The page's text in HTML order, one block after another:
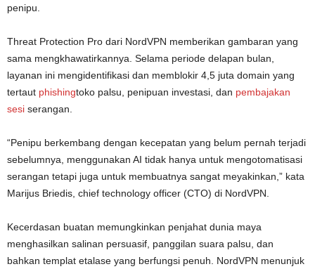
penipu.
Threat Protection Pro dari NordVPN memberikan gambaran yang
sama mengkhawatirkannya. Selama periode delapan bulan,
layanan ini mengidentifikasi dan memblokir 4,5 juta domain yang
tertaut phishingtoko palsu, penipuan investasi, dan pembajakan
sesi serangan.
“Penipu berkembang dengan kecepatan yang belum pernah terjadi
sebelumnya, menggunakan AI tidak hanya untuk mengotomatisasi
serangan tetapi juga untuk membuatnya sangat meyakinkan,” kata
Marijus Briedis, chief technology officer (CTO) di NordVPN.
Kecerdasan buatan memungkinkan penjahat dunia maya
menghasilkan salinan persuasif, panggilan suara palsu, dan
bahkan templat etalase yang berfungsi penuh. NordVPN menunjuk